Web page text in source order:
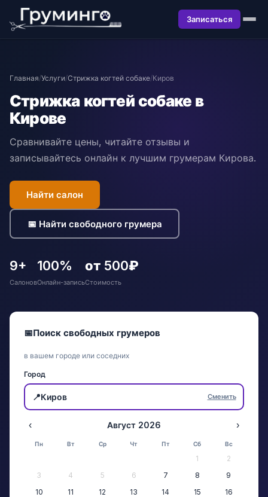
Записаться
Главная/Услуги/Стрижка когтей собаке/Киров
Стрижка когтей собаке в
Кирове
Сравнивайте цены, читайте отзывы и
записывайтесь онлайн к лучшим грумерам Кирова.
Найти салон
📅 Найти свободного грумера
9+
Салонов
100%
Онлайн-запись
от 500₽
Стоимость
📅Поиск свободных грумеров
в вашем городе или соседних
Город
📍Киров Сменить
‹ Август 2026 ›
Пн Вт Ср Чт Пт Сб Вс
1
2
3
4 5 6 7 8
9
10
11 12 13 14 15
16